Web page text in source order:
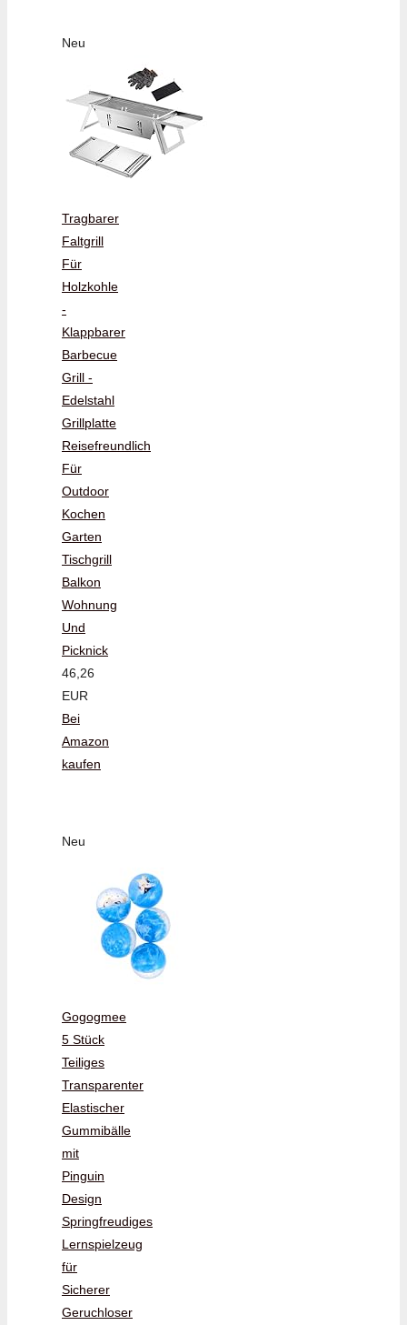
Neu
Tragbarer
Faltgrill
Für
Holzkohle
-
Klappbarer
Barbecue
Grill -
Edelstahl
Grillplatte
Reisefreundlich
Für
Outdoor
Kochen
Garten
Tischgrill
Balkon
Wohnung
Und
Picknick
46,26
EUR
Bei
Amazon
kaufen
Neu
Gogogmee
5 Stück
Teiliges
Transparenter
Elastischer
Gummibälle
mit
Pinguin
Design
Springfreudiges
Lernspielzeug
für
Sicherer
Geruchloser